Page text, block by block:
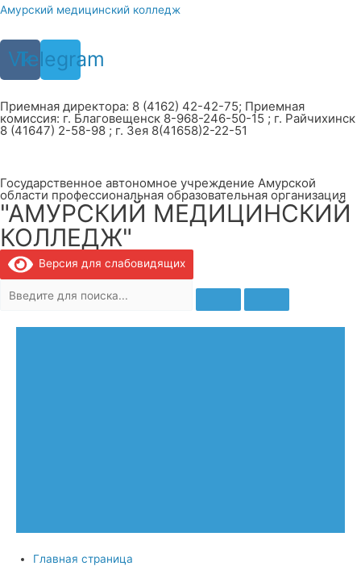
Перейти
содержимому
Амурский медицинский колледж
Vk
Telegram
Приемная директора: 8 (4162) 42-42-75; Приемная
комиссия: г. Благовещенск 8-968-246-50-15 ; г. Райчихинск
8 (41647) 2-58-98 ; г. Зея 8(41658)2-22-51
Государственное автономное учреждение Амурской
области профессиональная образовательная организация
"АМУРСКИЙ МЕДИЦИНСКИЙ
КОЛЛЕДЖ"
Версия для слабовидящих
Главная страница